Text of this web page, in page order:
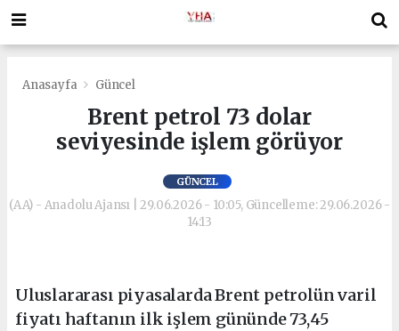
Anasayfa Güncel
Brent petrol 73 dolar
seviyesinde işlem görüyor
GÜNCEL
(AA) - Anadolu Ajansı | 29.06.2026 - 10:05, Güncelleme: 29.06.2026 -
14:13
Uluslararası piyasalarda Brent petrolün varil
fiyatı haftanın ilk işlem gününde 73,45